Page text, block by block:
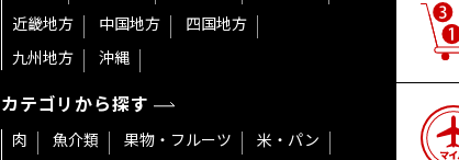
近畿地方
中国地方
四国地方
九州地方
沖縄
カテゴリから探す
肉 魚介類 果物・フルーツ
米・パン